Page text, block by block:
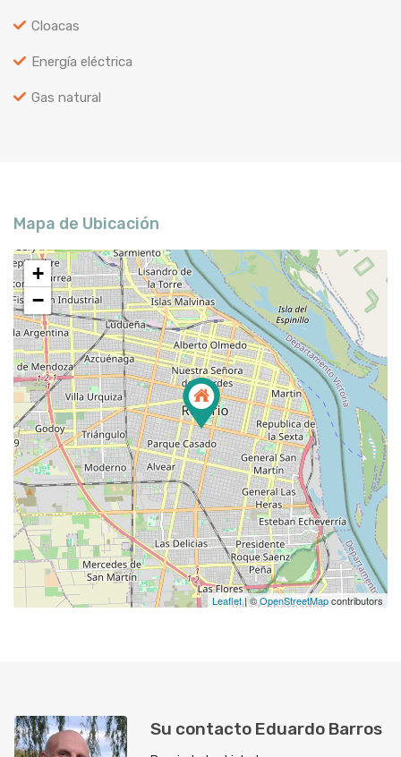
Cloacas
Energía eléctrica
Gas natural
Mapa de Ubicación
+
−
Leaflet| ©OpenStreetMapcontributors
Su contacto Eduardo Barros